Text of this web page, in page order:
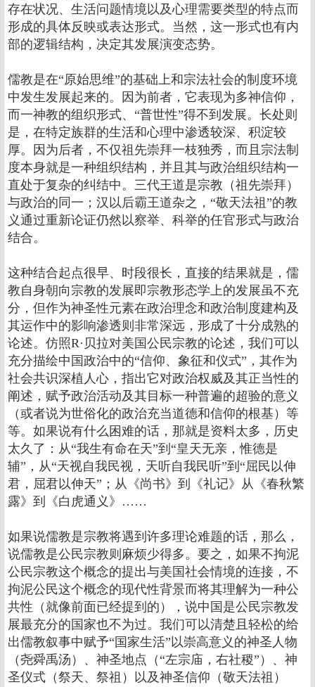
存在状况、生活问题情境以及心理需要类型的特点而
形成的具体反映或表达形式。当然，这一形式也有内
部的逻辑结构，决定其发展演变态势。
儒教是在“原始思维”的基础上和宗法社会的制度环境
中发生发展起来的。因为前者，它表现为多神信仰，
而一神教的组织形式、“普世性”得不到发展。长处则
是，在特定族群的生活和心理中渗透较深、积淀较
厚。因为后者，不仅祖先崇拜一枝独秀，而且宗法制
度本身就是一种组织结构，并且其与政治组织结构一
直处于复杂的纠结中。三代王道是宗教（祖先崇拜）
与政治的同一；汉以后霸王道杂之，“敬天法祖”的教
义通过重新论证仍然以察举、科举的任官形式与政治
结合。
这种结合起点很早、时段很长，直接的结果就是，儒
教自身朝向宗教的发展即宗教形态学上的发展虽不充
分，但作为神圣性元素在政治理念和政治制度建构及
其运作中的影响渗透则非常深远，形成了十分成熟的
论述。仿照R·贝拉对美国公民宗教的论述，我们可以
充分描绘中国政治中的“信仰、象征和仪式”，其作为
社会共识深植人心，指出它对政治权威及其正当性的
阐述，赋予政治活动及其目标一种普遍的超验的意义
（或者说为世俗化的政治充当道德和信仰的根基）等
等。如果说有什么困难的话，那就是资料太多，历史
太久了：从“我生有命在天”到“皇天无亲，惟德是
辅”，从“天视自我民视，天听自我民听”到“屈民以伸
君，屈君以伸天”；从《尚书》到《礼记》从《春秋繁
露》到《白虎通义》……
如果说儒教是宗教将遇到许多理论难题的话，那么，
说儒教是公民宗教则麻烦少得多。要之，如果不拘泥
公民宗教这个概念的提出与美国社会情境的连接，不
拘泥公民这个概念的现代性背景而将其理解为一种公
共性（就像前面已经提到的），说中国是公民宗教发
展最充分的国家也不为过。我们可以清楚且轻松的给
出儒教叙事中赋予“国家生活”以崇高意义的神圣人物
（尧舜禹汤）、神圣地点（“左宗庙，右社稷”）、神
圣仪式（祭天、祭祖）以及神圣信仰（敬天法祖）